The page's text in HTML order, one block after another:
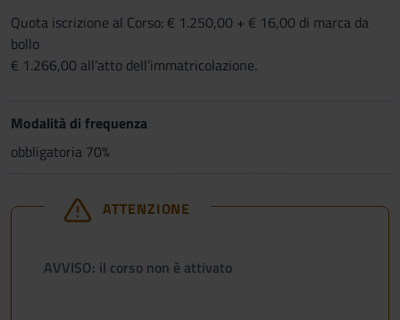
Quota iscrizione al Corso: € 1.250,00 + € 16,00 di marca da
bollo
€ 1.266,00 all’atto dell’immatricolazione.
Modalità di frequenza
obbligatoria 70%
ATTENZIONE
AVVISO: il corso non è attivato